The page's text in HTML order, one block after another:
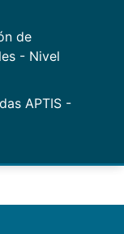
de
- Nivel
APTIS -